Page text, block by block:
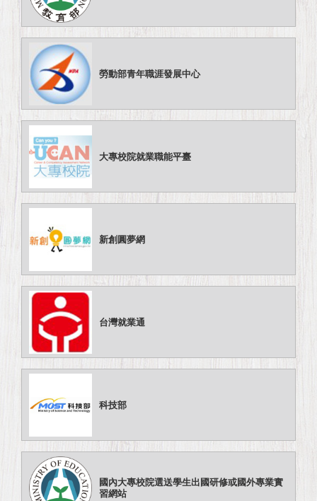
勞動部青年職涯發展中心
大專校院就業職能平臺
新創圓夢網
台灣就業通
科技部
國內大專校院選送學生出國研修或國外專業實
習網站